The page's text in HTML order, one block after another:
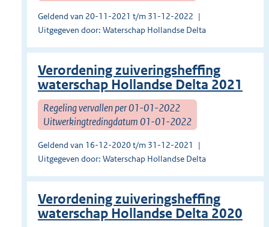
Geldend van 20-11-2021 t/m 31-12-2022
Uitgegeven door: Waterschap Hollandse Delta
Verordening zuiveringsheffing
waterschap Hollandse Delta 2021
Regeling vervallen per 01-01-2022
Uitwerkingtredingdatum 01-01-2022
Geldend van 16-12-2020 t/m 31-12-2021
Uitgegeven door: Waterschap Hollandse Delta
Verordening zuiveringsheffing
waterschap Hollandse Delta 2020